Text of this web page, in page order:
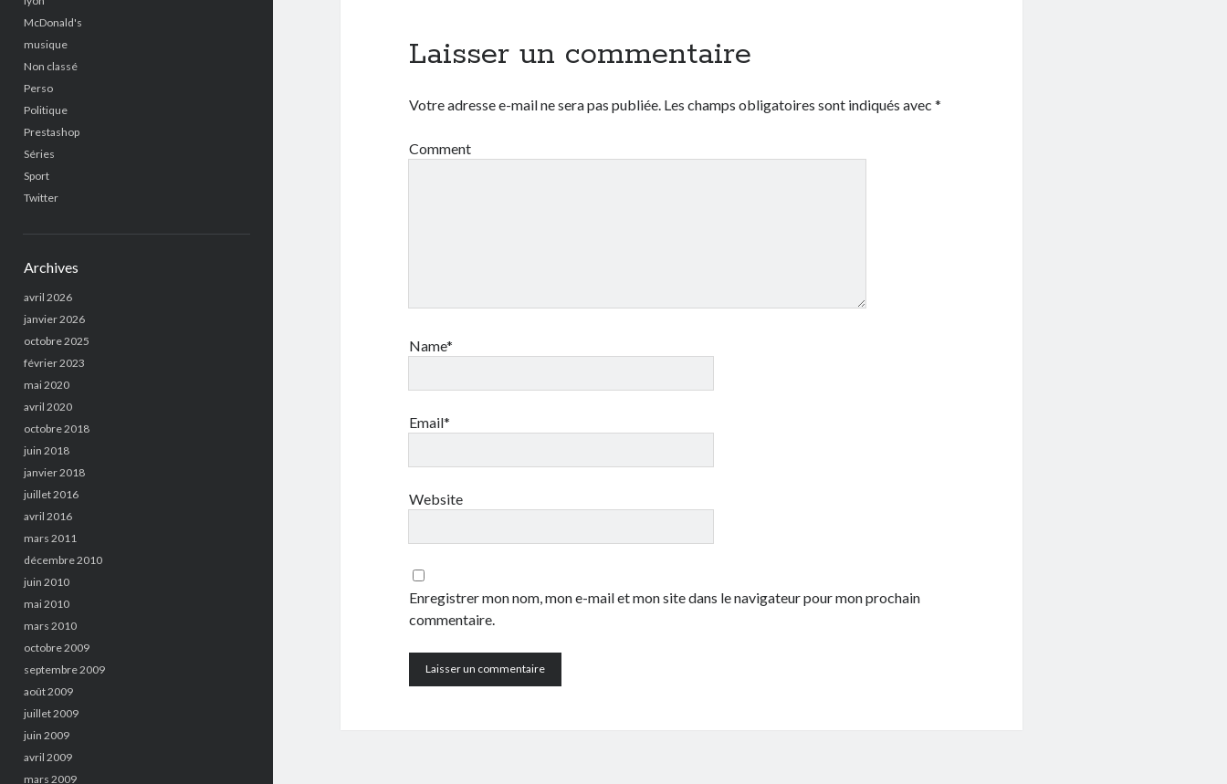
McDonald's
musique
Non classé
Perso
Politique
Prestashop
Séries
Sport
Twitter
Archives
avril 2026
janvier 2026
octobre 2025
février 2023
mai 2020
avril 2020
octobre 2018
juin 2018
janvier 2018
juillet 2016
avril 2016
mars 2011
décembre 2010
juin 2010
mai 2010
mars 2010
octobre 2009
septembre 2009
août 2009
juillet 2009
juin 2009
avril 2009
mars 2009
Laisser un commentaire
Votre adresse e-mail ne sera pas publiée. Les champs obligatoires sont indiqués avec*
Comment
Name*
Email*
Website
Enregistrer mon nom, mon e-mail et mon site dans le navigateur pour mon prochain
commentaire.